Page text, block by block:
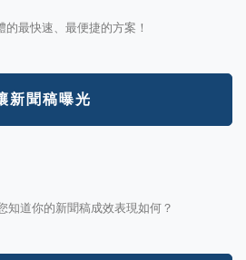
最快速、最便捷的方案！
新聞稿曝光
道你的新聞稿成效表現如何？